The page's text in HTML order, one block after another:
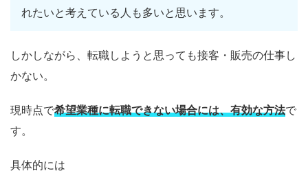
れたいと考えている人も多いと思います。
しかしながら、転職しようと思っても接客・販売の仕事し
かない。
現時点で希望業種に転職できない場合には、有効な方法で
す。
具体的には